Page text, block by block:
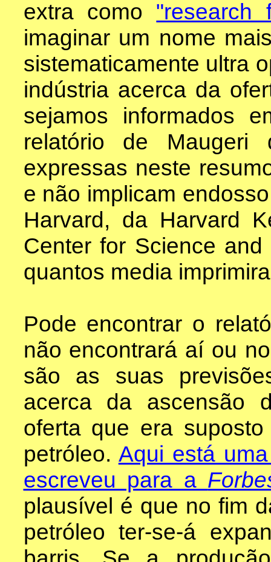
extra como "research
imaginar um nome
sistematicamente ultra
indústria acerca da
sejamos informados
relatório de Maugeri
expressas neste
e não implicam
Harvard, da Harvard
Center for Science
quantos media
Pode encontrar o
não encontrará aí ou
são as suas
acerca da ascensão
oferta que era
petróleo. Aqui está
escreveu para a
plausível é que no fim
petróleo ter-se-á